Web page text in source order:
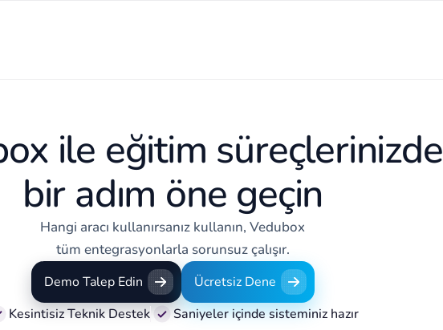
ile eğitim süreçlerinizde
bir adım öne geçin
Hangi aracı kullanırsanız kullanın, Vedubox
tüm entegrasyonlarla sorunsuz çalışır.
Demo Talep Edin
Demo Talep Edin
Ücretsiz Dene
Ücretsiz Dene
Kesintisiz Teknik Destek
Saniyeler içinde sisteminiz hazır